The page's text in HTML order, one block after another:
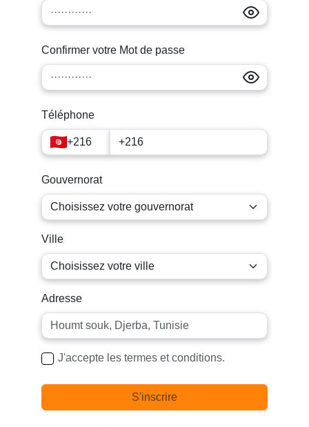
Confirmer votre Mot de passe
Téléphone
+216
Gouvernorat
Ville
Adresse
J'accepte les termes et conditions.
S'inscrire